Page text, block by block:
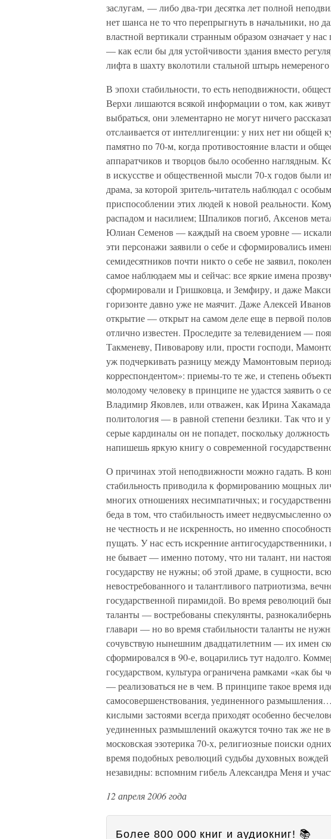
заслугам, — либо два-три десятка лет полной
нет шанса не то что перепрыгнуть в начальники, но
властной вертикали странным образом означает у
— как если бы для устойчивости здания вместо
лифта в шахту вколотили стальной штырь немереного
В эпохи стабильности, то есть неподвижности,
Верхи лишаются всякой информации о том, как
выбраться, они элементарно не могут ничего
отслаивается от интеллигенции: у них нет ни общей
памятно по 70-м, когда противостояние власти и
аппаратчиков и творцов было особенно наглядным.
в искусстве и общественной мысли 70-х годов были
драма, за которой зритель-читатель наблюдал с
приспособлении этих людей к новой реальности.
распадом и насилием; Шпаликов погиб, Аксенов
Юлиан Семенов — каждый на своем уровне —
эти персонажи заявили о себе и сформировались
семидесятников почти никто о себе не заявил,
самое наблюдаем мы и сейчас: все яркие имена
сформировали и Гришковца, и Земфиру, и даже
горизонте давно уже не маячит. Даже Алексей
открытие — открыт на самом деле еще в первой
отлично известен. Проследите за телевидением —
Такменеву, Пивоварову или, прости господи,
уж подчеркивать разницу между Мамонтовым
корреспондентом»: приемы-то те же, и степень
молодому человеку в принципе не удастся заявить о
Владимир Яковлев, или отважен, как Ирина
политология — в равной степени безлики. Так что и
серые кардиналы он не попадет, поскольку должность
напишешь яркую книгу о современной
О причинах этой неподвижности можно гадать. В
стабильность приводила к формированию мощных
многих отношениях несимпатичных; и
беда в том, что стабильность имеет недвусмысленно
не честность и не искренность, но именно
пущать. У нас есть искренние
не бывает — именно потому, что ни талант, ни
государству не нужны; об этой драме, в сущности,
невостребованного и талантливого патриотизма,
государственной пирамидой. Во время революций
таланты — востребованы спекулянты,
главари — но во время стабильности таланты не
сочувствую нынешним двадцатилетним — их имен
сформировался в 90-е, воцарились тут надолго.
государством, культура ограничена рамками «как
— реализоваться не в чем. В принципе такое время
самосовершенствования, уединенного
кислыми застоями всегда приходят особенно
уединенных размышлений окажутся точно так же не
московская эзотерика 70-х, религиозные поиски
время подобных революций судьбы духовных
незавидны: вспомним гибель Александра Меня и
12 апреля 2006 года
Более 800 000 книг и аудиокниг! 📚